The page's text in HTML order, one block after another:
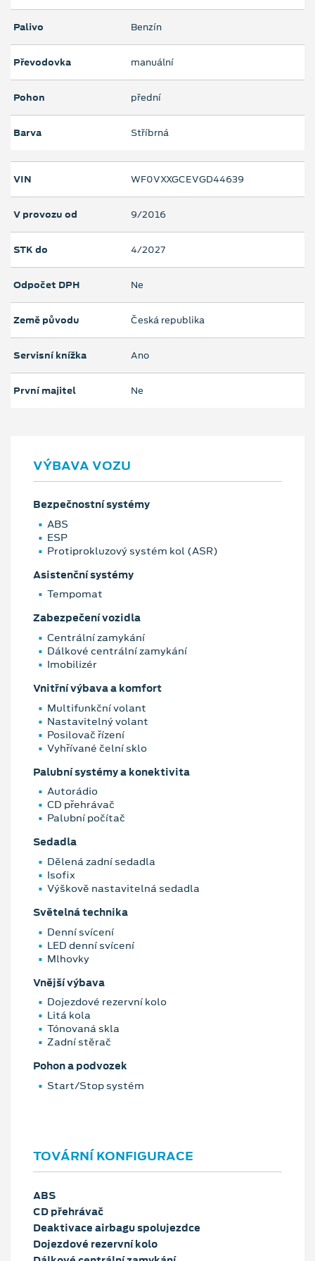
Palivo Benzín
Převodovka manuální
Pohon přední
Barva Stříbrná
VIN WF0VXXGCEVGD44639
V provozu od 9/2016
STK do 4/2027
Odpočet DPH Ne
Země původu Česká republika
Servisní knížka Ano
První majitel Ne
VÝBAVA VOZU
Bezpečnostní systémy
ABS
ESP
Protiprokluzový systém kol (ASR)
Asistenční systémy
Tempomat
Zabezpečení vozidla
Centrální zamykání
Dálkové centrální zamykání
Imobilizér
Vnitřní výbava a komfort
Multifunkční volant
Nastavitelný volant
Posilovač řízení
Vyhřívané čelní sklo
Palubní systémy a konektivita
Autorádio
CD přehrávač
Palubní počítač
Sedadla
Dělená zadní sedadla
Isofix
Výškově nastavitelná sedadla
Světelná technika
Denní svícení
LED denní svícení
Mlhovky
Vnější výbava
Dojezdové rezervní kolo
Litá kola
Tónovaná skla
Zadní stěrač
Pohon a podvozek
Start/Stop systém
TOVÁRNÍ KONFIGURACE
ABS
CD přehrávač
Deaktivace airbagu spolujezdce
Dojezdové rezervní kolo